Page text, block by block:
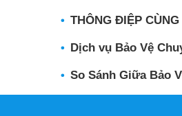
THÔNG ĐIỆP
Dịch vụ Bảo Vệ
So Sánh Giữa Bảo